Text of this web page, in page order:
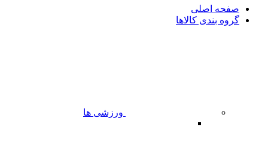
صفحه اصلی
گروه بندی کالاها
ورزشی ها